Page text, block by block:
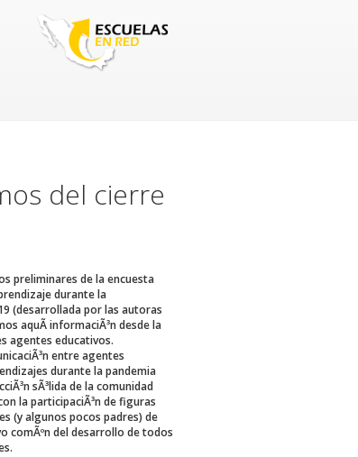
del cierre
preliminares de la encuesta
durante la
(desarrollada por las autoras
aquÃ­ informaciÃ³n desde la
agentes educativos.
entre agentes
durante la pandemia
sÃ³lida de la comunidad
la participaciÃ³n de figuras
(y algunos pocos padres) de
comÃºn del desarrollo de todos